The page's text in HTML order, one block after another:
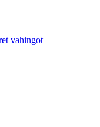
vahingot